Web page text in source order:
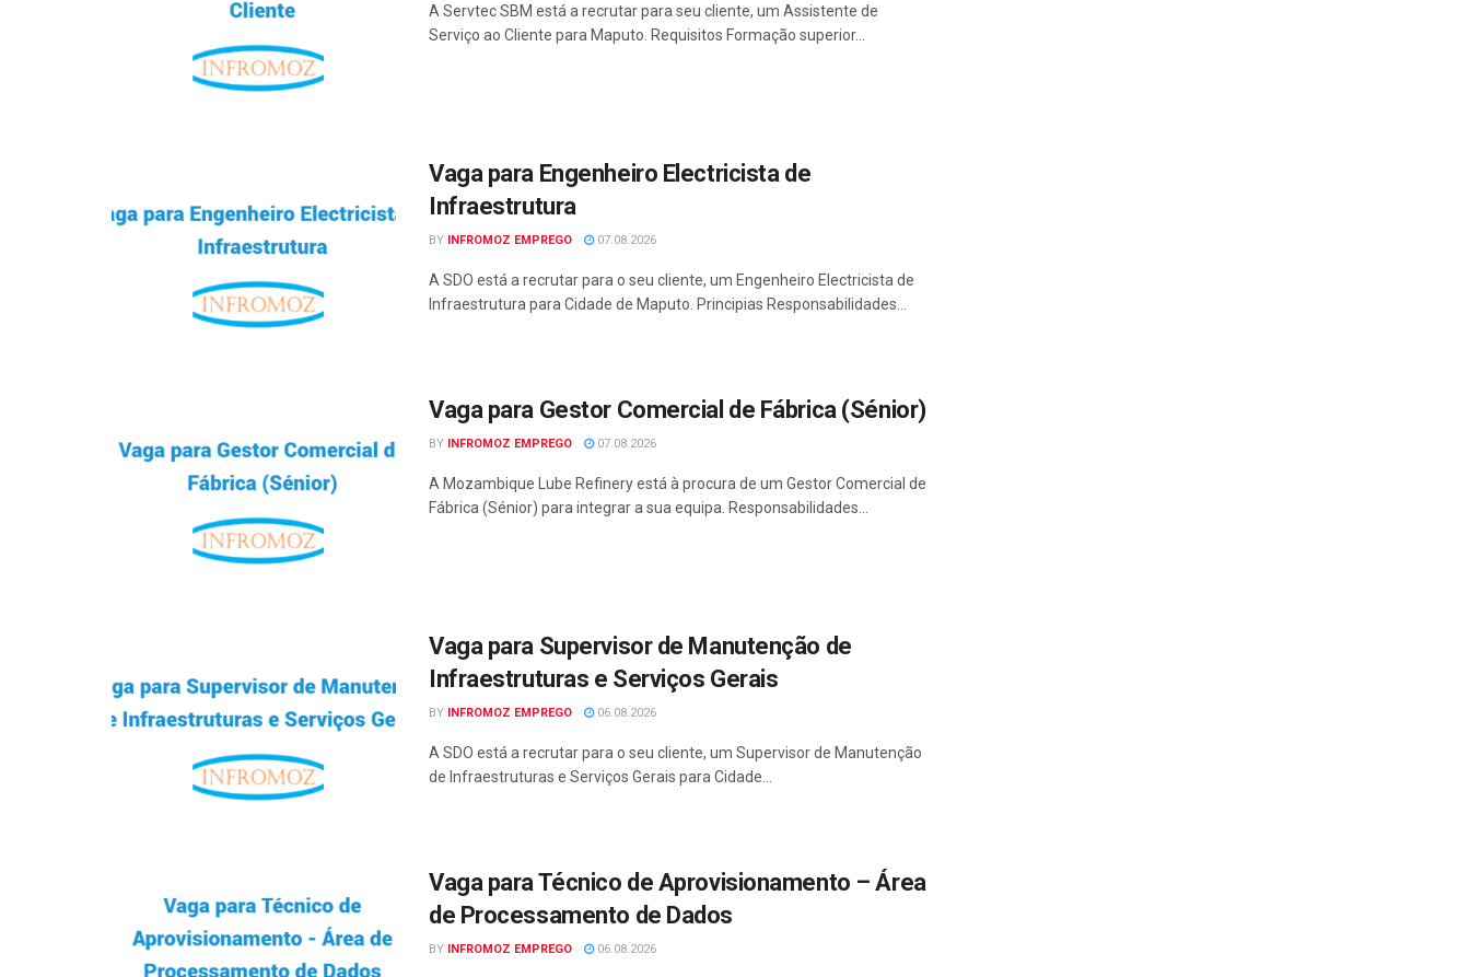
A Servtec SBM está a recrutar para seu cliente, um Assistente de
Serviço ao Cliente para Maputo. Requisitos Formação superior...
Vaga para Engenheiro Electricista de
Infraestrutura
BY INFROMOZ EMPREGO 07.08.2026
A SDO está a recrutar para o seu cliente, um Engenheiro Electricista de
Infraestrutura para Cidade de Maputo. Principias Responsabilidades...
Vaga para Gestor Comercial de Fábrica (Sénior)
BY INFROMOZ EMPREGO 07.08.2026
A Mozambique Lube Refinery está à procura de um Gestor Comercial de
Fábrica (Sénior) para integrar a sua equipa. Responsabilidades...
Vaga para Supervisor de Manutenção de
Infraestruturas e Serviços Gerais
BY INFROMOZ EMPREGO 06.08.2026
A SDO está a recrutar para o seu cliente, um Supervisor de Manutenção
de Infraestruturas e Serviços Gerais para Cidade...
Vaga para Técnico de Aprovisionamento – Área
de Processamento de Dados
BY INFROMOZ EMPREGO 06.08.2026